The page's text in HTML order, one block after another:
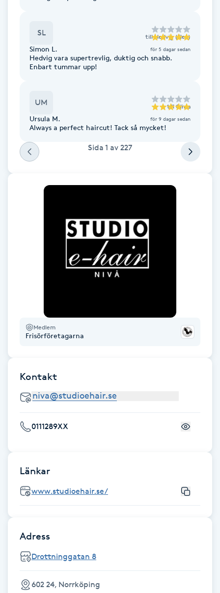
Fransrengöring
Frekvensterapi
Friskvårdsmassage
Frisör
Funktionsanalys
Gellack
Gravidmassage
Gravidyoga
Gruppträning
Healing
Herrklippning
SL till Hedvig (Elev)
Simon L. för 5 dagar sedan
Hedvig vara supertrevlig, duktig och snabb.
Enbart tummar upp!
UM till Olivia
Ursula M. för 9 dagar sedan
Always a perfect haircut! Tack så mycket!
Sida 1 av 227
Medlem
Frisörföretagarna
Kontakt
0111289XX
Länkar
www.studioehair.se/
Adress
Drottninggatan 8
602 24, Norrköping